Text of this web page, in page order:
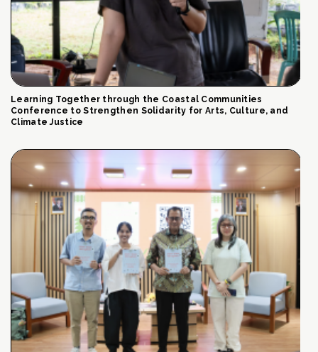
Learning Together through the Coastal Communities
Conference to Strengthen Solidarity for Arts, Culture, and
Climate Justice